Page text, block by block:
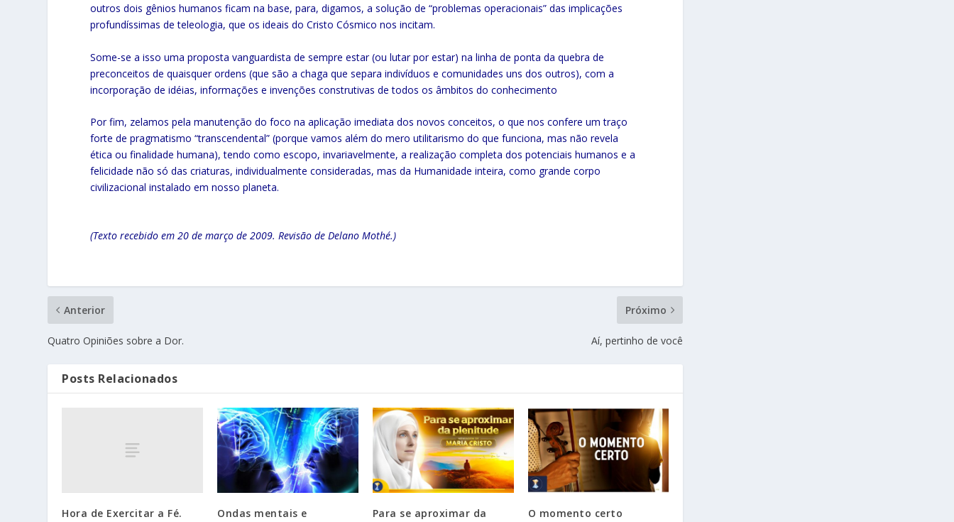
outros dois gênios humanos ficam na base, para, digamos, a solução de “problemas operacionais” das implicações
profundíssimas de teleologia, que os ideais do Cristo Cósmico nos incitam.
Some-se a isso uma proposta vanguardista de sempre estar (ou lutar por estar) na linha de ponta da quebra de
preconceitos de quaisquer ordens (que são a chaga que separa indivíduos e comunidades uns dos outros), com a
incorporação de idéias, informações e invenções construtivas de todos os âmbitos do conhecimento
Por fim, zelamos pela manutenção do foco na aplicação imediata dos novos conceitos, o que nos confere um traço
forte de pragmatismo “transcendental” (porque vamos além do mero utilitarismo do que funciona, mas não revela
ética ou finalidade humana), tendo como escopo, invariavelmente, a realização completa dos potenciais humanos e a
felicidade não só das criaturas, individualmente consideradas, mas da Humanidade inteira, como grande corpo
civilizacional instalado em nosso planeta.
(Texto recebido em 20 de março de 2009. Revisão de Delano Mothé.)
Anterior
Quatro Opiniões sobre a Dor.
Próximo
Aí, pertinho de você
Posts Relacionados
Hora de Exercitar a Fé.
Ondas mentais e
Para se aproximar da
O momento certo